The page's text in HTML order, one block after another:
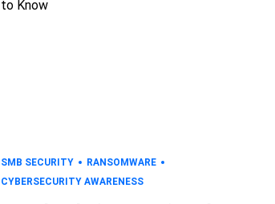
SMB SECURITY
RANSOMWARE
CYBERSECURITY AWARENESS